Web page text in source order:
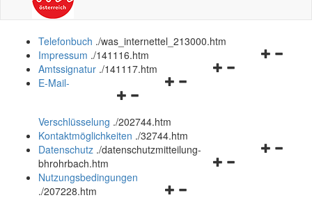
Telefonbuch ./was_internettel_213000.htm
Navigationsmenü
Impressum ./141116.htm
Navigationsmenü
schließen
Amtssignatur ./141117.htm
Navigationsmenü
und
schließen
E-Mail-
Verschlüsselung ./202744.htm
Kontaktmöglichkeiten ./32744.htm
Navigationsmenü
Datenschutz ./datenschutzmitteilung-
bhrohrbach.htm
Navigationsmenü
Nutzungsbedingungen
./207228.htm